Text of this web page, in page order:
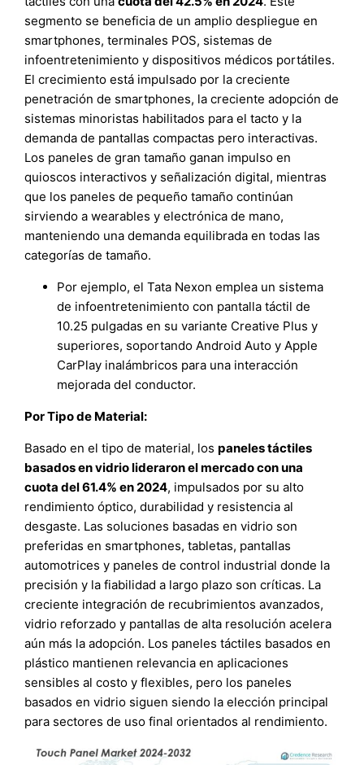
segmento se beneficia de un amplio despliegue en
smartphones, terminales POS, sistemas de
infoentretenimiento y dispositivos médicos portátiles.
El crecimiento está impulsado por la creciente
penetración de smartphones, la creciente adopción de
sistemas minoristas habilitados para el tacto y la
demanda de pantallas compactas pero interactivas.
Los paneles de gran tamaño ganan impulso en
quioscos interactivos y señalización digital, mientras
que los paneles de pequeño tamaño continúan
sirviendo a wearables y electrónica de mano,
manteniendo una demanda equilibrada en todas las
categorías de tamaño.
Por ejemplo, el Tata Nexon emplea un sistema
de infoentretenimiento con pantalla táctil de
10.25 pulgadas en su variante Creative Plus y
superiores, soportando Android Auto y Apple
CarPlay inalámbricos para una interacción
mejorada del conductor.
Por Tipo de Material:
Basado en el tipo de material, los paneles táctiles
basados en vidrio lideraron el mercado con una
cuota del 61.4% en 2024, impulsados por su alto
rendimiento óptico, durabilidad y resistencia al
desgaste. Las soluciones basadas en vidrio son
preferidas en smartphones, tabletas, pantallas
automotrices y paneles de control industrial donde la
precisión y la fiabilidad a largo plazo son críticas. La
creciente integración de recubrimientos avanzados,
vidrio reforzado y pantallas de alta resolución acelera
aún más la adopción. Los paneles táctiles basados en
plástico mantienen relevancia en aplicaciones
sensibles al costo y flexibles, pero los paneles
basados en vidrio siguen siendo la elección principal
para sectores de uso final orientados al rendimiento.